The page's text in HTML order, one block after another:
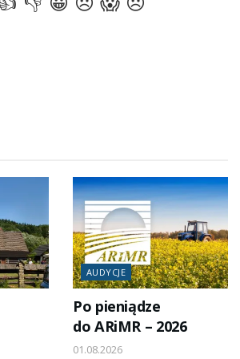
AUDYCJE
Po pieniądze
do ARiMR – 2026
01.08.2026